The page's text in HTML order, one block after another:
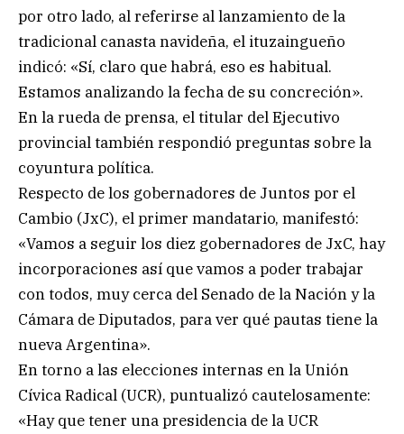
por otro lado, al referirse al lanzamiento de la
tradicional canasta navideña, el ituzaingueño
indicó: «Sí, claro que habrá, eso es habitual.
Estamos analizando la fecha de su concreción».
En la rueda de prensa, el titular del Ejecutivo
provincial también respondió preguntas sobre la
coyuntura política.
Respecto de los gobernadores de Juntos por el
Cambio (JxC), el primer mandatario, manifestó:
«Vamos a seguir los diez gobernadores de JxC, hay
incorporaciones así que vamos a poder trabajar
con todos, muy cerca del Senado de la Nación y la
Cámara de Diputados, para ver qué pautas tiene la
nueva Argentina».
En torno a las elecciones internas en la Unión
Cívica Radical (UCR), puntualizó cautelosamente:
«Hay que tener una presidencia de la UCR